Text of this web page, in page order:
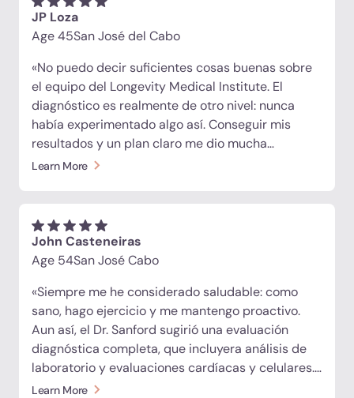
ahí, los médicos elaboraron un protocolo
personalizado basado exclusivamente en
¡así es como debería ser el futuro de la medicina!»
JP Loza
Age 45San José del Cabo
«No puedo decir suficientes cosas buenas sobre
el equipo del Longevity Medical Institute. El
diagnóstico es realmente de otro nivel: nunca
había experimentado algo así. Conseguir mis
resultados y un plan claro me dio mucha
tranquilidad. Lo que más me impresionó es lo que
genuinamente amables y afectuosos. Hacen
cosas comunes extraordinariamente bien. Estoy
muy agradecido de estar en este viaje con ellos».
Learn More
John Casteneiras
Age 54San José Cabo
«Siempre me he considerado saludable: como
sano, hago ejercicio y me mantengo proactivo.
Aun así, el Dr. Sanford sugirió una evaluación
diagnóstica completa, que incluyera análisis de
laboratorio y evaluaciones cardíacas y celulares.
Resulta que había problemas que nunca hubiera
Learn More